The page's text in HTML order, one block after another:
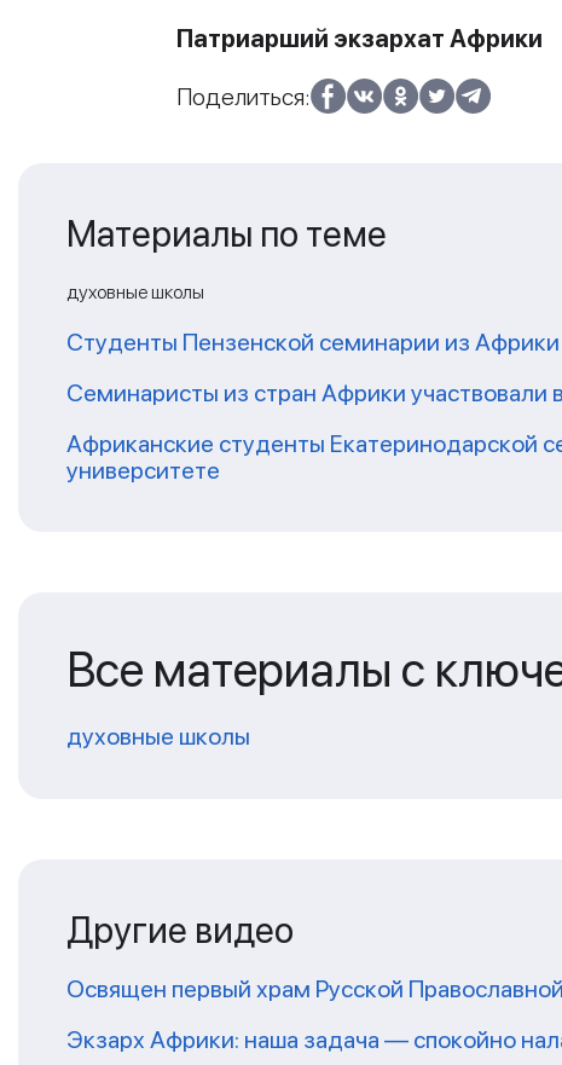
Патриарший экзархат Африки
Поделиться:
Материалы по теме
духовные школы
Студенты Пензенской семинарии из
Семинаристы из стран Африки участвовали
Африканские студенты Екатеринодарской
университете
Все материалы с
духовные школы
Другие видео
Освящен первый храм Русской
Экзарх Африки: наша задача — спокойно